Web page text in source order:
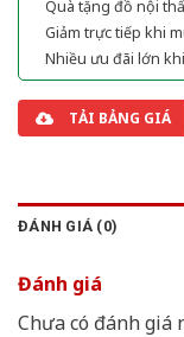
Quà tặng đồ nội
Giảm trực tiếp khi
Nhiều ưu đãi lớn
TẢI BẢNG GIÁ
ĐÁNH GIÁ (0)
Đánh giá
Chưa có đánh giá